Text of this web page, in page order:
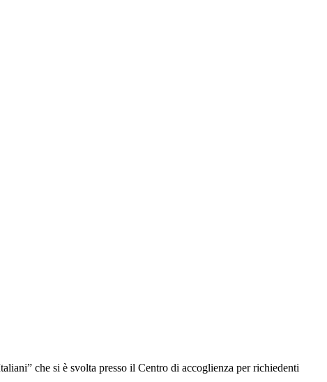
che si è svolta presso il Centro di accoglienza per richiedenti